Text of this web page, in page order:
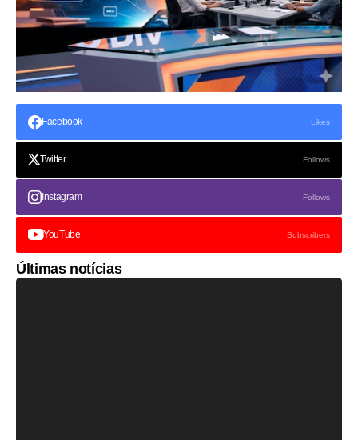
Facebook Likes
Twitter Follows
Instagram Follows
YouTube Subscribers
Últimas notícias